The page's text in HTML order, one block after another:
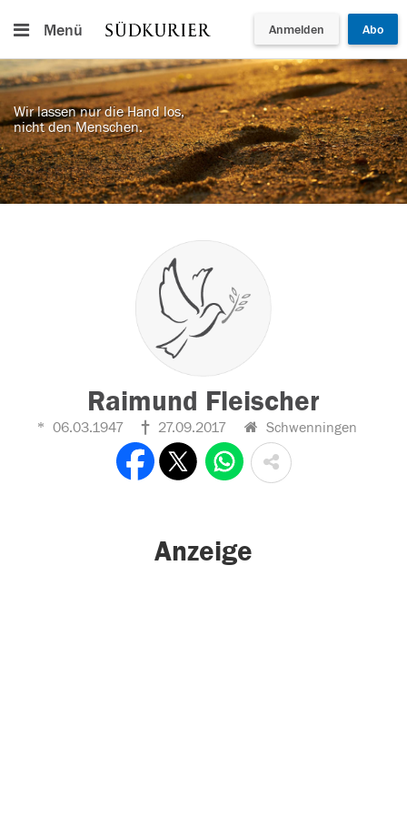
Menü Anmelden Abo
Wir lassen nur die Hand los,
nicht den Menschen.
Raimund Fleischer
06.03.1947 27.09.2017 Schwenningen
Anzeige